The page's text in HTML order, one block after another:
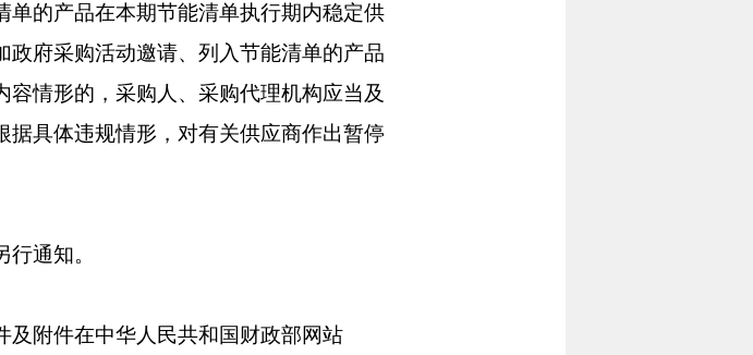
的产品在本期节能清单执行期内稳定供
府采购活动邀请、列入节能清单的产品
情形的，采购人、采购代理机构应当及
据具体违规情形，对有关供应商作出暂停
通知。
附件在中华人民共和国财政部网站